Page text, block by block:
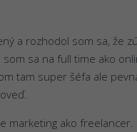
a rozhodol som sa, že
sa na full time ako
tam super šéfa ale
marketing ako freelancer.